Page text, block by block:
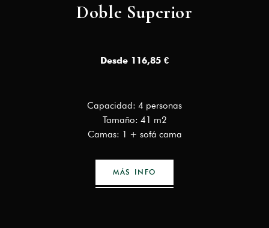
Doble Superior
Desde 116,85 €
Capacidad: 4 personas
Tamaño: 41 m2
Camas: 1 + sofá cama
MÁS INFO